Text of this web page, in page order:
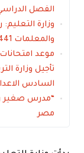
الفصل
وزارة
والمعلمات 1441-1442 نظام نور
تأجيل وزارة
السادس
مصر